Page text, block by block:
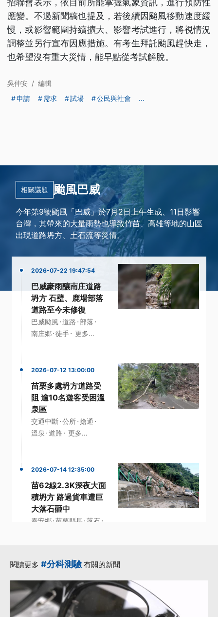
招聯會表示，依目前所能掌握氣象資訊，進行預防性
應變。不過新聞稿也提及，若後續因颱風移動速度緩
慢，或影響範圍持續擴大、影響考試進行，將視情況
調整並另行宣布因應措施。有考生拜託颱風趕快走，
也希望沒有重大災情，能早點從考試解脫。
吳仲安 / 編輯
申請
需求 試場 公民與社會 ...
相關議題 颱風巴威
今年第9號颱風「巴威」於7月2日上午生成、11日影響
台灣，其帶來的大量雨勢也導致竹苗、高雄等地的山區
出現道路坍方、土石流等災情。
2026-07-22 19:47:54
巴威豪雨釀南庄道路
坍方 石壁、鹿場部落
道路至今未修復
巴威颱風·道路 ·部落 ·
南庄鄉·徒手· 更多...
2026-07-12 13:00:00
苗栗多處坍方道路受
阻 逾10名遊客受困溫
泉區
交通中斷·公所·搶通 ·
溫泉 ·道路 · 更多...
2026-07-14 12:35:00
苗62線2.3K深夜大面
積坍方 路過貨車遭巨
大落石砸中
泰安鄉·苗栗縣長·落石·
閱讀更多 #分科測驗有關的新聞